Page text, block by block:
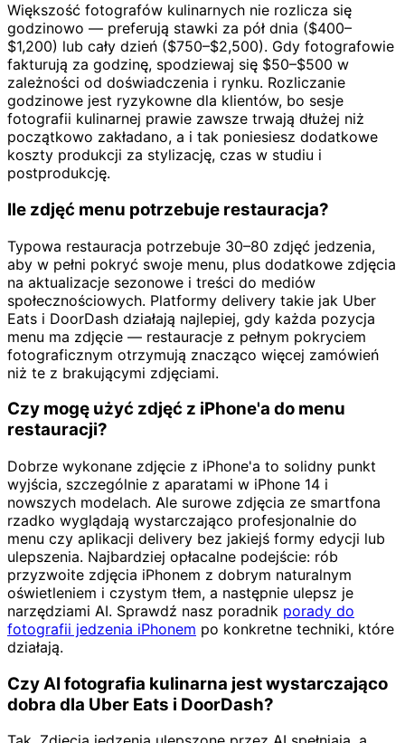
Większość fotografów kulinarnych nie rozlicza się
godzinowo — preferują stawki za pół dnia ($400–
$1,200) lub cały dzień ($750–$2,500). Gdy fotografowie
fakturują za godzinę, spodziewaj się $50–$500 w
zależności od doświadczenia i rynku. Rozliczanie
godzinowe jest ryzykowne dla klientów, bo sesje
fotografii kulinarnej prawie zawsze trwają dłużej niż
początkowo zakładano, a i tak poniesiesz dodatkowe
koszty produkcji za stylizację, czas w studiu i
postprodukcję.
Ile zdjęć menu potrzebuje restauracja?
Typowa restauracja potrzebuje 30–80 zdjęć jedzenia,
aby w pełni pokryć swoje menu, plus dodatkowe zdjęcia
na aktualizacje sezonowe i treści do mediów
społecznościowych. Platformy delivery takie jak Uber
Eats i DoorDash działają najlepiej, gdy każda pozycja
menu ma zdjęcie — restauracje z pełnym pokryciem
fotograficznym otrzymują znacząco więcej zamówień
niż te z brakującymi zdjęciami.
Czy mogę użyć zdjęć z iPhone'a do menu
restauracji?
Dobrze wykonane zdjęcie z iPhone'a to solidny punkt
wyjścia, szczególnie z aparatami w iPhone 14 i
nowszych modelach. Ale surowe zdjęcia ze smartfona
rzadko wyglądają wystarczająco profesjonalnie do
menu czy aplikacji delivery bez jakiejś formy edycji lub
ulepszenia. Najbardziej opłacalne podejście: rób
przyzwoite zdjęcia iPhonem z dobrym naturalnym
oświetleniem i czystym tłem, a następnie ulepsz je
narzędziami AI. Sprawdź nasz poradnik porady do
fotografii jedzenia iPhonem po konkretne techniki, które
działają.
Czy AI fotografia kulinarna jest wystarczająco
dobra dla Uber Eats i DoorDash?